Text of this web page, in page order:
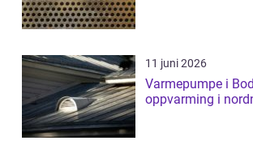
11 juni 2026
Varmepumpe i
oppvarming i